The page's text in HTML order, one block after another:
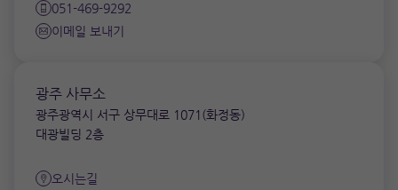
051-469-9292
이메일 보내기
광주 사무소
광주광역시 서구 상무대로 1071(화정동)
대광빌딩 2층
오시는길